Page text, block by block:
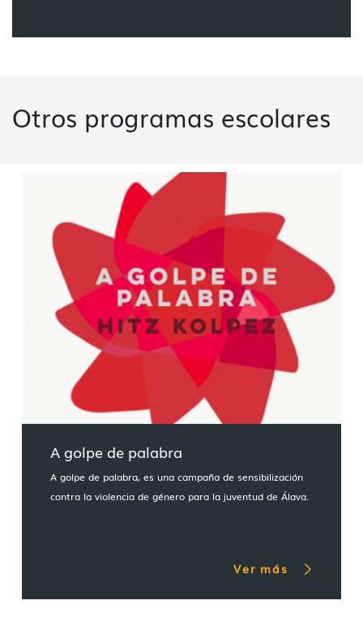
Otros programas escolares
A golpe de palabra
A golpe de palabra, es una campaña de sensibilización
contra la violencia de género para la juventud de Álava.
Ver más